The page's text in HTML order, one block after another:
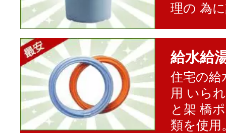
理の 為
給水給
住宅の給
用 いら
と架 橋
類を使用